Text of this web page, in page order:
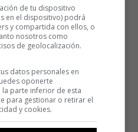
de la afección
mal y su sistema
su cerebro, una
ya no se «dividen de
un cambio
lo largo de la
de tu dispositivo
en el dispositivo) podrá
y compartida con ellos, o
nosotros como
de geolocalización.
datos personales en
oponerte
la parte inferior de esta
para gestionar o retirar el
y cookies.